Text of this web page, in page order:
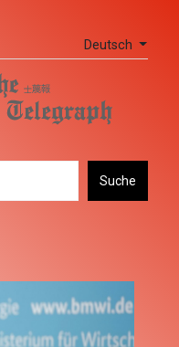
Deutsch
Suche